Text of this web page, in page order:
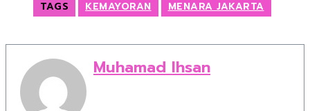
TAGS KEMAYORAN MENARA JAKARTA
Muhamad Ihsan